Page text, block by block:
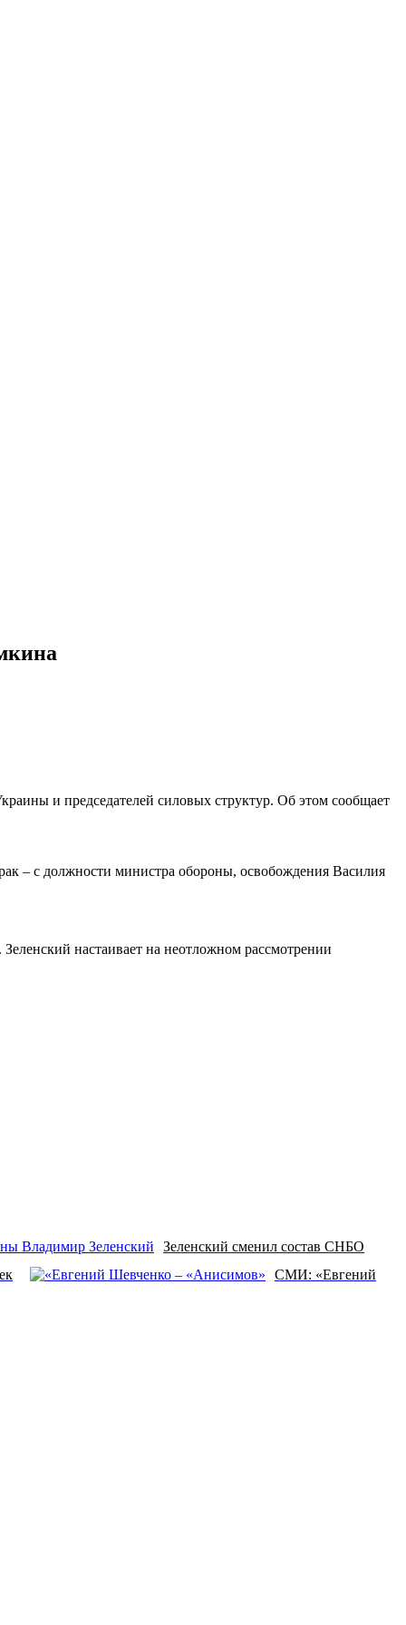
и председателей силовых структур. Об этом сообщает
– с должности министра обороны, освобождения Василия
настаивает на неотложном рассмотрении
Зеленский сменил состав СНБО
СМИ: «Евгений